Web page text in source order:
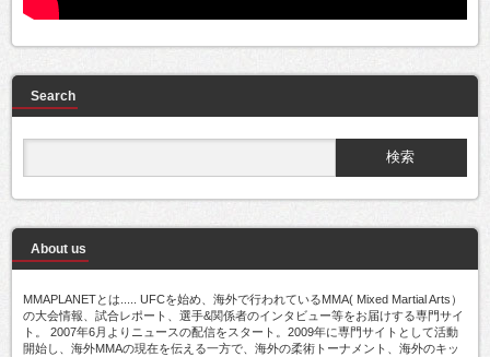
Search
About us
MMAPLANETとは..... UFCを始め、海外で行われているMMA( Mixed Martial Arts）
の大会情報、試合レポート、選手&関係者のインタビュー等をお届けする専門サイ
ト。 2007年6月よりニュースの配信をスタート。2009年に専門サイトとして活動
開始し、海外MMAの現在を伝える一方で、海外の柔術トーナメント、海外のキッ